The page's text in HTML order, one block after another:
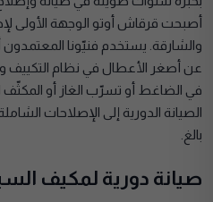
أصبحت قرقاش أوتو الوجهة الأولى
والشارقة. يستخدم فنيّونا
عن أصغر الأعطال في نظام التكييف
في الضاغط أو تسرّب الغاز أو المكثّف
الصيانة الدورية إلى الإصلاحات
بالغ.
صيانة دورية لمكيف